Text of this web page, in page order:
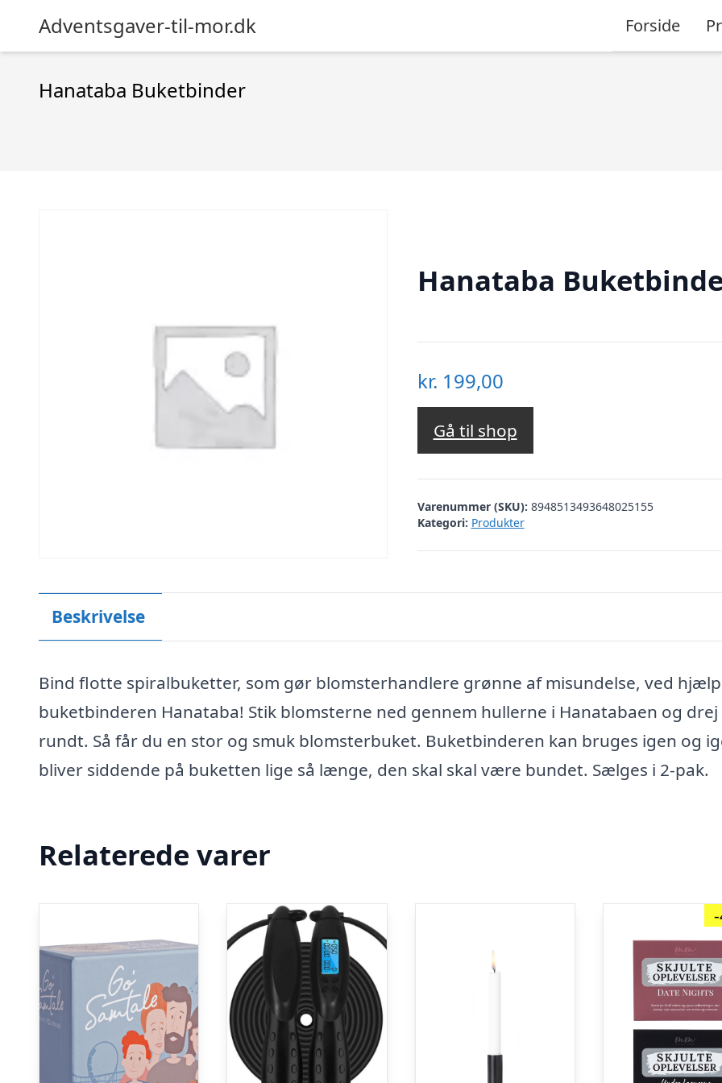
Adventsgaver-til-mor.dk Forside
Hanataba Buketbinder
Hanataba
kr. 199,00
Gå til shop
Varenummer (SKU): 8948513493648025155
Kategori: Produkter
Beskrivelse
Bind flotte spiralbuketter, som gør blomsterhandlere grønne af misundelse, ved
buketbinderen Hanataba! Stik blomsterne ned gennem hullerne i Hanatabaen og drej
rundt. Så får du en stor og smuk blomsterbuket. Buketbinderen kan bruges igen og
bliver siddende på buketten lige så længe, den skal skal være bundet. Sælges i 2-pak.
Relaterede varer